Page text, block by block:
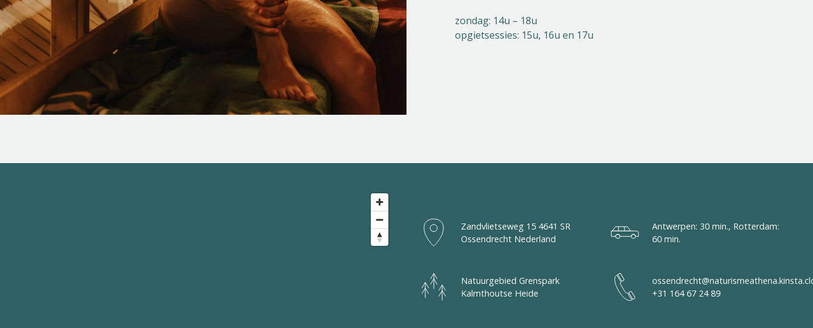
zondag: 14u – 18u
opgietsessies: 15u, 16u en 17u
Zandvlietseweg 15 4641 SR
Ossendrecht Nederland
Antwerpen: 30 min., Rotterdam:
60 min.
Natuurgebied Grenspark
Kalmthoutse Heide
+31 164 67 24 89